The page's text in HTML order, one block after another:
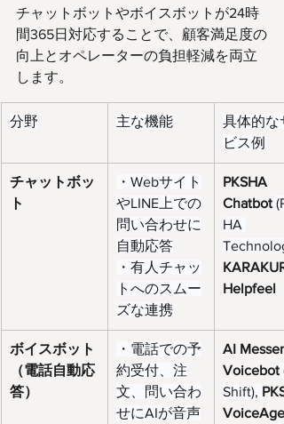
チャットボットやボイスボットが24時
間365日対応することで、顧客満足度の
向上とオペレーターの負担軽減を両立
します。
分野 主な機能
具体的な
ビス例
チャットボッ
ト
・Webサイト
やLINE上での
問い合わせに
自動応答
・有人チャッ
トへのスムー
ズな連携
PKSHA
Chatbot
HA
KARAKURI
Helpfeel
ボイスボット
（電話自動応
答）
・電話での予
約受付、注
文、問い合わ
せにAIが音声
AI
Voicebot
Shift),